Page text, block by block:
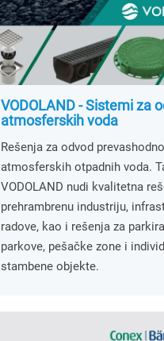
VODOLAND - Sistemi za
atmosferskih voda
Rešenja za odvod prevashodno
atmosferskih otpadnih voda.
VODOLAND nudi kvalitetna
prehrambrenu industriju,
radove, kao i rešenja za
parkove, pešačke zone i
stambene objekte.